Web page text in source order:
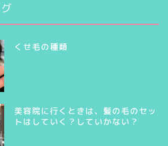
くせ毛の種類
美容院に行くときは、髪の毛のセッ
トはしていく？していかない？